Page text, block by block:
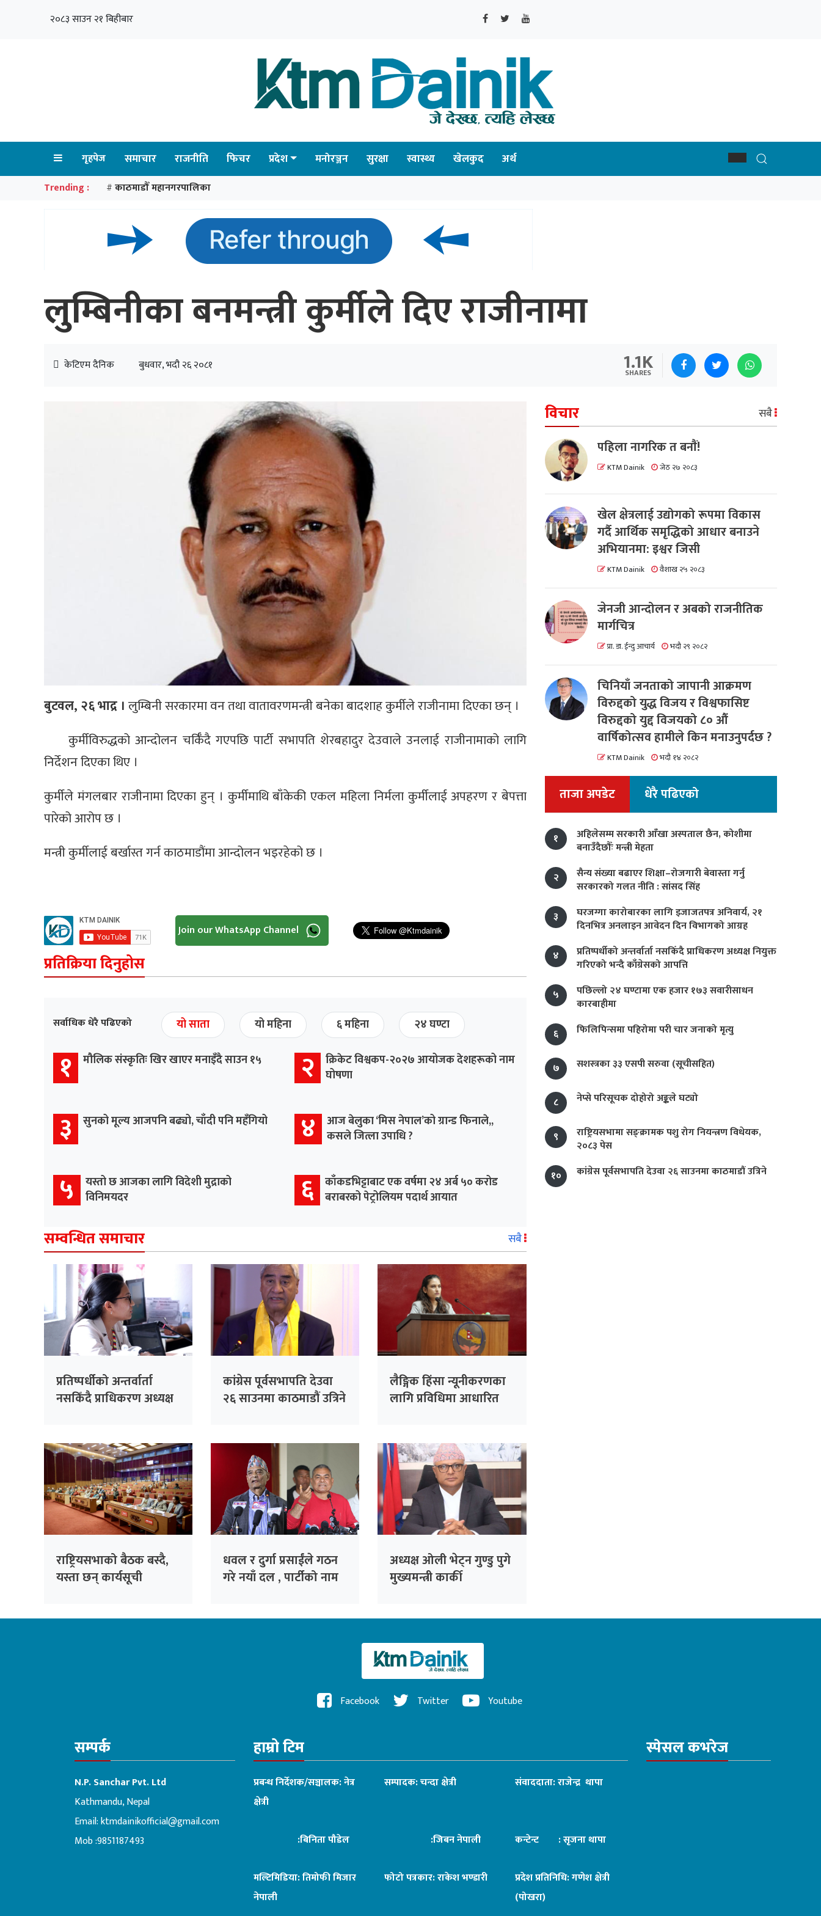
२०८३ साउन २१ बिहीबार
गृहपेज समाचार राजनीति फिचर प्रदेश मनोरञ्जन सुरक्षा स्वास्थ्य खेलकुद अर्थ
Trending : # काठमाडौँ महानगरपालिका
लुम्बिनीका बनमन्त्री कुर्मीले दिए राजीनामा
केटिएम दैनिक बुधवार, भदौ २६ २०८१ 1.1K
SHARES
बुटवल, २६ भाद्र । लुम्बिनी सरकारमा वन तथा वातावरणमन्त्री बनेका बादशाह कुर्मीले राजीनामा दिएका छन् ।
कुर्मीविरुद्धको आन्दोलन चर्किँदै गएपछि पार्टी सभापति शेरबहादुर देउवाले उनलाई राजीनामाको लागि
निर्देशन दिएका थिए ।
कुर्मीले मंगलबार राजीनामा दिएका हुन् । कुर्मीमाथि बाँकेकी एकल महिला निर्मला कुर्मीलाई अपहरण र बेपत्ता
पारेको आरोप छ ।
मन्त्री कुर्मीलाई बर्खास्त गर्न काठमाडौंमा आन्दोलन भइरहेको छ ।
Join our WhatsApp Channel
प्रतिक्रिया दिनुहोस
सर्वाधिक धेरै पढिएको यो साता यो महिना ६ महिना २४ घण्टा
१ मौलिक संस्कृतिः खिर खाएर मनाइँदै साउन १५ २ क्रिकेट विश्वकप-२०२७ आयोजक देशहरूको नाम
घोषणा
३ सुनको मूल्य आजपनि बढ्यो, चाँदी पनि महँगियो ४ आज बेलुका ‘मिस नेपाल’को ग्रान्ड फिनाले,,
कसले जित्ला उपाधि ?
५ यस्तो छ आजका लागि विदेशी मुद्राको
विनिमयदर
६ काँकडभिट्टाबाट एक वर्षमा २४ अर्ब ५० करोड
बराबरको पेट्रोलियम पदार्थ आयात
सम्वन्धित समाचार सबै
प्रतिष्पर्धीको अन्तर्वार्ता
नसकिँदै प्राधिकरण अध्यक्ष
कांग्रेस पूर्वसभापति देउवा
२६ साउनमा काठमाडौं उत्रिने
लैङ्गिक हिंसा न्यूनीकरणका
लागि प्रविधिमा आधारित
राष्ट्रियसभाको बैठक बस्दै,
यस्ता छन् कार्यसूची
धवल र दुर्गा प्रसाईंले गठन
गरे नयाँ दल , पार्टीको नाम
अध्यक्ष ओली भेट्न गुण्डु पुगे
मुख्यमन्त्री कार्की
विचार सबै
पहिला नागरिक त बनाैं!
KTM Dainik जेठ २७ २०८३
खेल क्षेत्रलाई उद्योगको रूपमा विकास
गर्दै आर्थिक समृद्धिको आधार बनाउने
अभियानमा: इश्वर जिसी
KTM Dainik वैशाख २५ २०८३
जेनजी आन्दोलन र अबको राजनीतिक
मार्गचित्र
प्रा. डा. ईन्दु आचार्य भदौ २९ २०८२
चिनियाँ जनताको जापानी आक्रमण
विरुद्दको युद्ध विजय र विश्वफासिष्ट
विरुद्दको युद्द विजयको ८० औं
वार्षिकोत्सव हामीले किन मनाउनुपर्दछ ?
KTM Dainik भदौ १४ २०८२
ताजा अपडेट धेरै पढिएको
१
अहिलेसम्म सरकारी आँखा अस्पताल छैन, कोशीमा
बनाउँदैछौँः मन्त्री मेहता
२
सैन्य संख्या बढाएर शिक्षा–रोजगारी बेवास्ता गर्नु
सरकारको गलत नीति : सांसद सिंह
३
घरजग्गा कारोबारका लागि इजाजतपत्र अनिवार्य, २१
दिनभित्र अनलाइन आवेदन दिन विभागको आग्रह
४
प्रतिष्पर्धीको अन्तर्वार्ता नसकिँदै प्राधिकरण अध्यक्ष नियुक्त
गरिएको भन्दै काँग्रेसको आपत्ति
५
पछिल्लो २४ घण्टामा एक हजार १७३ सवारीसाधन
कारबाहीमा
६
फिलिपिन्समा पहिरोमा परी चार जनाको मृत्यु
७ सशस्त्रका ३३ एसपी सरुवा (सूचीसहित)
८ नेप्से परिसूचक दोहोरो अङ्कले घट्यो
९
राष्ट्रियसभामा सङ्क्रामक पशु रोग नियन्त्रण विधेयक,
२०८३ पेस
१०
कांग्रेस पूर्वसभापति देउवा २६ साउनमा काठमाडौं उत्रिने
Facebook Twitter Youtube
सम्पर्क
N.P. Sanchar Pvt. Ltd
Kathmandu, Nepal
Email:ktmdainikofficial@gmail.com
Mob :9851187493
हाम्रो टिम
प्रबन्ध निर्देशक/सञ्चालक: नेत्र
क्षेत्री
सम्पादक: चन्दा क्षेत्री संवाददाता: राजेन्द्र थापा
:बिनिता पौडेल :जिबन नेपाली कन्टेन्ट : सृजना थापा
मल्टिमिडिया: तिमोफी मिजार
नेपाली
फोटो पत्रकार: राकेश भण्डारी
प्रदेश प्रतिनिधि: गणेश क्षेत्री
(पोखरा)
स्पेसल कभरेज